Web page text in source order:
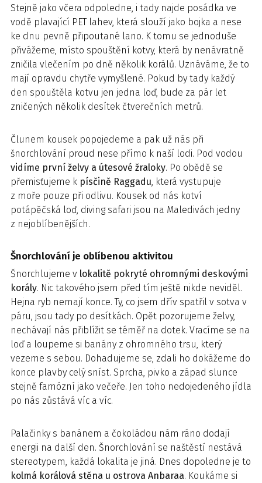
Stejně jako včera odpoledne, i tady najde posádka ve
vodě plavající PET lahev, která slouží jako bojka a nese
ke dnu pevně připoutané lano. K tomu se jednoduše
přivážeme, místo spouštění kotvy, která by nenávratně
zničila vlečením po dně několik korálů. Uznáváme, že to
mají opravdu chytře vymyšlené. Pokud by tady každý
den spouštěla kotvu jen jedna loď, bude za pár let
zničených několik desítek čtverečních metrů.
Člunem kousek popojedeme a pak už nás při
šnorchlování proud nese přímo k naší lodi. Pod vodou
vidíme první želvy a útesové žraloky. Po obědě se
přemisťujeme k písčině Raggadu, která vystupuje
z moře pouze při odlivu. Kousek od nás kotví
potápěčská loď, diving safari jsou na Maledivách jedny
z nejoblíbenějších.
Šnorchlování je oblíbenou aktivitou
Šnorchlujeme v lokalitě pokryté ohromnými deskovými
korály. Nic takového jsem před tím ještě nikde neviděl.
Hejna ryb nemají konce. Ty, co jsem dřív spatřil v sotva v
páru, jsou tady po desítkách. Opět pozorujeme želvy,
nechávají nás přiblížit se téměř na dotek. Vracíme se na
loď a loupeme si banány z ohromného trsu, který
vezeme s sebou. Dohadujeme se, zdali ho dokážeme do
konce plavby celý sníst. Sprcha, pivko a západ slunce
stejně famózní jako večeře. Jen toho nedojedeného jídla
po nás zůstává víc a víc.
Palačinky s banánem a čokoládou nám ráno dodají
energii na další den. Šnorchlování se naštěstí nestává
stereotypem, každá lokalita je jiná. Dnes dopoledne je to
kolmá korálová stěna u ostrova Anbaraa. Koukáme si